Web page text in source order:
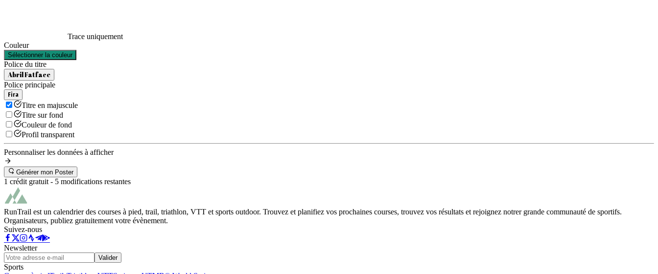
Trace uniquement
Couleur
Sélectionner la couleur
Police du titre
Abril Fatface
Police principale
Fira
Titre en majuscule
Titre sur fond
Couleur de fond
Profil transparent
Personnaliser les données à afficher
Générer mon Poster
1 crédit gratuit - 5 modifications restantes
RunTrail est un calendrier des courses à pied, trail, triathlon, VTT et sports outdoor. Trouvez et planifiez vos prochaines courses, trouvez vos résultats et rejoignez notrer grande communauté de sportifs.
Organisateurs, publiez gratuitement votre évènement.
Suivez-nous
Newsletter
Valider
Sports